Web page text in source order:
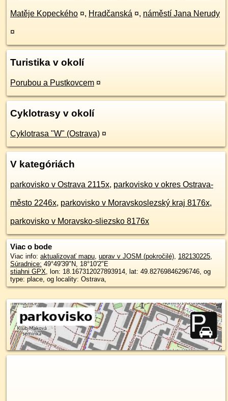
Matěje Kopeckého ¤, Hradčanská ¤, náměstí Jana Nerudy
¤
Turistika v okolí
Porubou a Pustkovcem ¤
Cyklotrasy v okolí
Cyklotrasa "W" (Ostrava) ¤
V kategóriách
parkovisko v Ostrava 2115x, parkovisko v okres Ostrava-
město 2246x, parkovisko v Moravskoslezský kraj 8176x,
parkovisko v Moravsko-sliezsko 8176x
Viac o bode
Viac info: aktualizovať mapu, uprav v JOSM (pokročilé), 182130225,
Súradnice: 49°49'39"N, 18°10'2"E
stiahni GPX, lon: 18.167312027893914, lat: 49.82769846296746, og
type: place, og locality: Ostrava,